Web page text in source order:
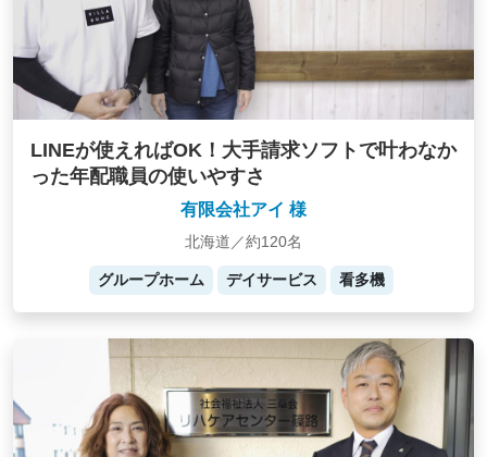
LINEが使えればOK！大手請求ソフトで叶わなか
った年配職員の使いやすさ
有限会社アイ 様
北海道／約120名
グループホーム デイサービス 看多機